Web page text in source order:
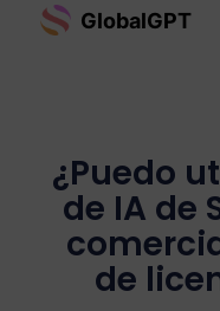
GlobalGPT
¿Puedo
de IA de
de